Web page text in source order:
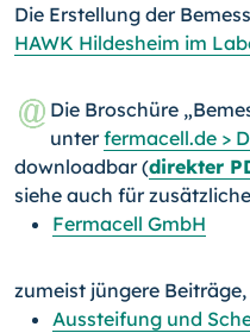
Die Erstellung der
HAWK Hildesheim im
Die Broschüre
unterfermacell.de >
downloadbar (direkter
siehe auch für
Fermacell GmbH
zumeist jüngere
Aussteifung und